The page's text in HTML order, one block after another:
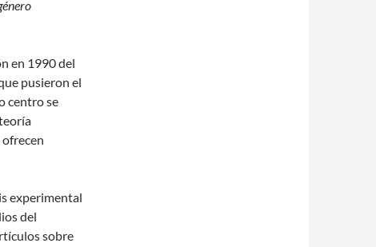
en 1990 del
pusieron el
centro se
experimental
del
sobre